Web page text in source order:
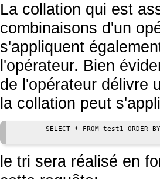
La collation qui est
combinaisons d'un
s'appliquent
l'opérateur. Bien
de l'opérateur délivre
la collation peut
SELECT * FROM test1 ORDER
le tri sera réalisé en